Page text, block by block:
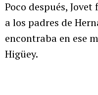
Poco después,
a los padres de
encontraba en ese
Higüey.